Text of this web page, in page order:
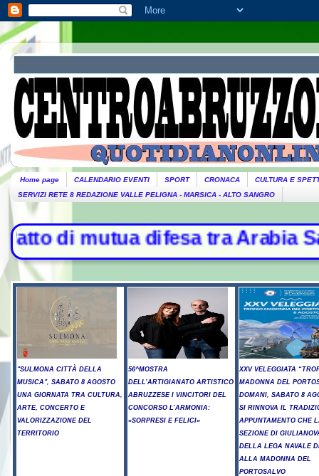
Home page CALENDARIO EVENTI SPORT CRONACA
CULTURA E
SERVIZI RETE 8 REDAZIONE VALLE PELIGNA - MARSICA - ALTO SANGRO
difesa tra Arabia
"SULMONA CITTÀ DELLA
MUSICA", SABATO 8 AGOSTO
UNA GIORNATA TRA CULTURA,
ARTE, CONCERTO E
VALORIZZAZIONE DEL
TERRITORIO
56^MOSTRA
DELL’ARTIGIANATO ARTISTICO
ABRUZZESE I VINCITORI DEL
CONCORSO L’ARMONIA:
«SORPRESI E FELICI»
XXV VELEGGIATA
MADONNA DEL
DOMANI, SABATO 8
SI RINNOVA IL
APPUNTAMENTO CHE
SEZIONE DI
DELLA LEGA NAVALE
ALLA MADONNA DEL
PORTOSALVO